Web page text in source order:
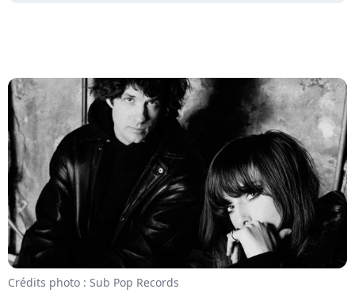
Crédits photo : Sub Pop Records